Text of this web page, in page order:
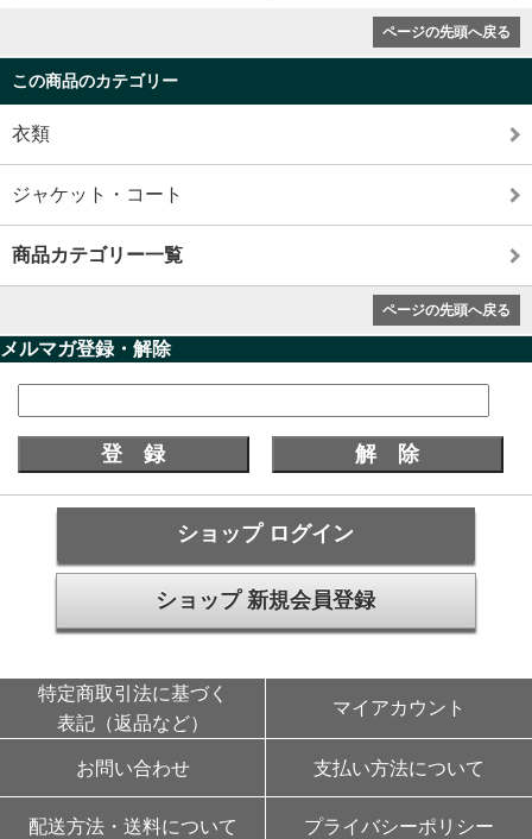
ページの先頭へ戻る
この商品のカテゴリー
衣類
ジャケット・コート
商品カテゴリー一覧
ページの先頭へ戻る
メルマガ登録・解除
ショップ ログイン
ショップ 新規会員登録
特定商取引法に基づく
表記（返品など）
マイアカウント
お問い合わせ 支払い方法について
配送方法・送料について プライバシーポリシー